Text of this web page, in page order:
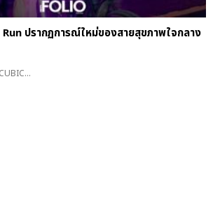
ปรากฏการณ์ใหม่ของสายสุขภาพใจกลาง
CUBIC Twilight Run CUBIC...